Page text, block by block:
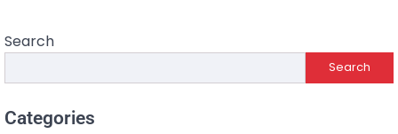
Search
Search
Categories